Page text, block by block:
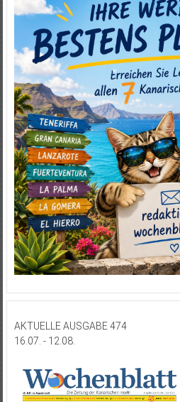
AKTUELLE AUSGABE 474
16.07. - 12.08.